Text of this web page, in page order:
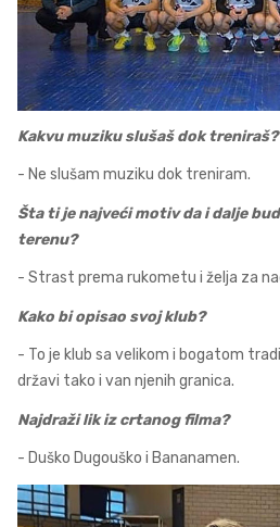
Kakvu muziku slušaš dok treniraš?
- Ne slušam muziku dok treniram.
Šta ti je najveći motiv da i dalje
terenu?
- Strast prema rukometu i želja za
Kako bi opisao svoj klub?
- To je klub sa velikom i bogatom
državi tako i van njenih granica.
Najdraži lik iz crtanog filma?
- Duško Dugouško i Bananamen.